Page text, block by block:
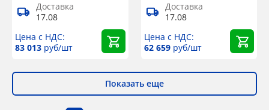
Доставка
17.08
Цена с НДС:
83 013 руб/шт
Доставка
17.08
Цена с НДС:
62 659руб/шт
Показать еще